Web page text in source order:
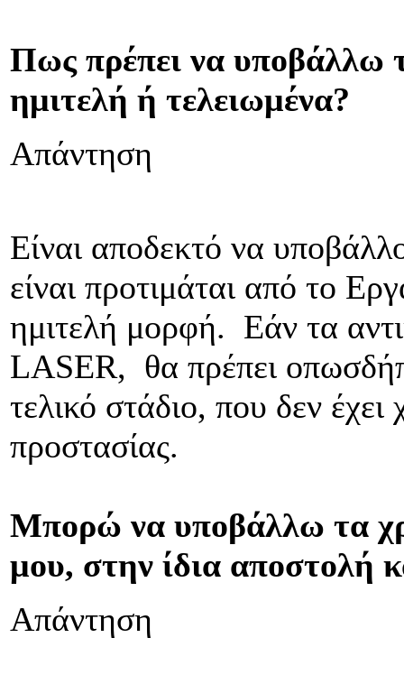
Πως πρέπει να υποβάλλω
ημιτελή ή τελειωμένα?
Απάντηση
Είναι αποδεκτό να
είναι προτιμάται από το
ημιτελή μορφή. Εάν τα
LASER, θα πρέπει
τελικό στάδιο, που δεν
προστασίας.
Μπορώ να υποβάλλω τα
μου, στην ίδια αποστολή
Απάντηση